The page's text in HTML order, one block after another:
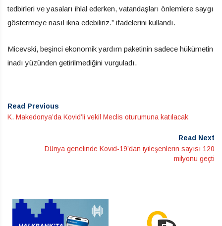
tedbirleri ve yasaları ihlal ederken, vatandaşları önlemlere saygı
göstermeye nasıl ikna edebiliriz.” ifadelerini kullandı.
Micevski, beşinci ekonomik yardım paketinin sadece hükümetin
inadı yüzünden getirilmediğini vurguladı.
Read Previous
K. Makedonya’da Kovid’li vekil Meclis oturumuna katılacak
Read Next
Dünya genelinde Kovid-19’dan iyileşenlerin sayısı 120
milyonu geçti